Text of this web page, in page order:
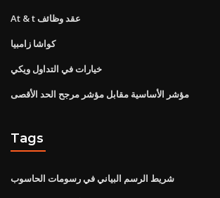
At & t عقد وظائف
كواشا زامبيا
خيارات في التداول ويكي
مؤشر الأساسية مقابل مؤشر مرجح الحد الأقصى
Tags
شريط الرسم البياني في رسومات الحاسوب